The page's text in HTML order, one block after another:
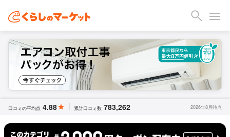
口コミの平均点 4.88 累計口コミ数 783,262 2026年8月時点